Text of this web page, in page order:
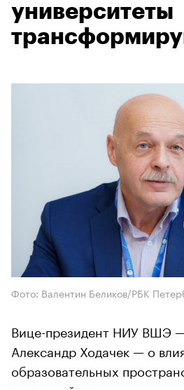
университеты
Фото: Валентин Беликов/РБК
Вице-президент НИУ ВШЭ
Александр Ходачек — о
образовательных